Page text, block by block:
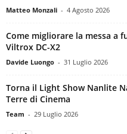
Matteo Monzali - 4 Agosto 2026
Come migliorare la messa a
Viltrox DC-X2
Davide Luongo - 31 Luglio 2026
Torna il Light Show Nanlite
Terre di Cinema
Team - 29 Luglio 2026